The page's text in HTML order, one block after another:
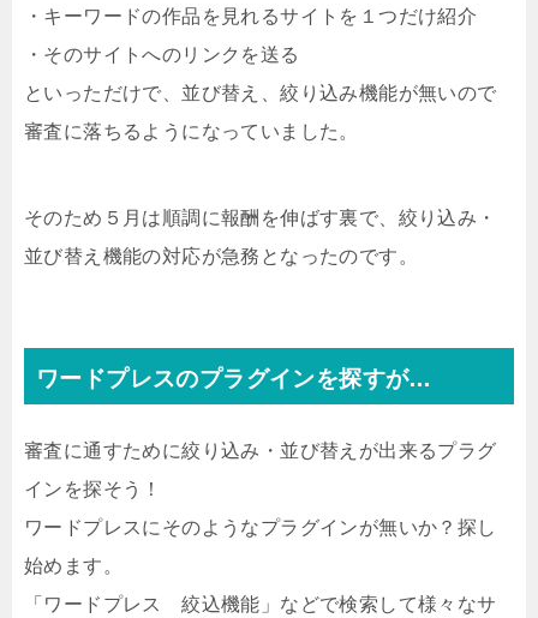
・キーワードの作品を見れるサイトを１つだけ紹介
・そのサイトへのリンクを送る
といっただけで、並び替え、絞り込み機能が無いので
審査に落ちるようになっていました。
そのため５月は順調に報酬を伸ばす裏で、絞り込み・
並び替え機能の対応が急務となったのです。
ワードプレスのプラグインを探すが…
審査に通すために絞り込み・並び替えが出来るプラグ
インを探そう！
ワードプレスにそのようなプラグインが無いか？探し
始めます。
「ワードプレス 絞込機能」などで検索して様々なサ